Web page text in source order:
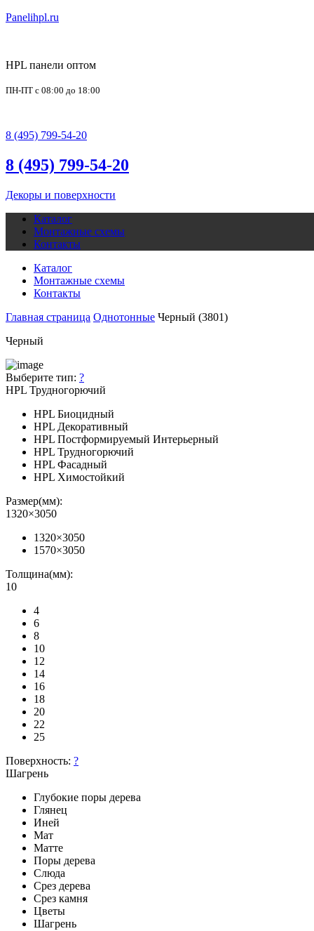
Panelihpl.ru
HPL панели оптом
ПН-ПТ с 08:00 до 18:00
8 (495) 799-54-20
8 (495) 799-54-20
Декоры и поверхности
Каталог
Монтажные схемы
Контакты
Каталог
Монтажные схемы
Контакты
Главная страница Однотонные Черный (3801)
Черный
Выберите тип: ?
HPL Трудногорючий
HPL Биоцидный
HPL Декоративный
HPL Постформируемый Интерьерный
HPL Трудногорючий
HPL Фасадный
HPL Химостойкий
Размер(мм):
1320×3050
1320×3050
1570×3050
Толщина(мм):
10
4
6
8
10
12
14
16
18
20
22
25
Поверхность: ?
Шагрень
Глубокие поры дерева
Глянец
Иней
Мат
Матте
Поры дерева
Слюда
Срез дерева
Срез камня
Цветы
Шагрень